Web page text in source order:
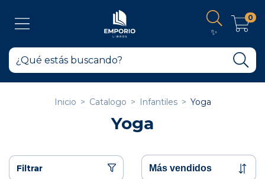
✨
0
Inicio > Catalogo > Infantiles > Yoga
Yoga
Filtrar